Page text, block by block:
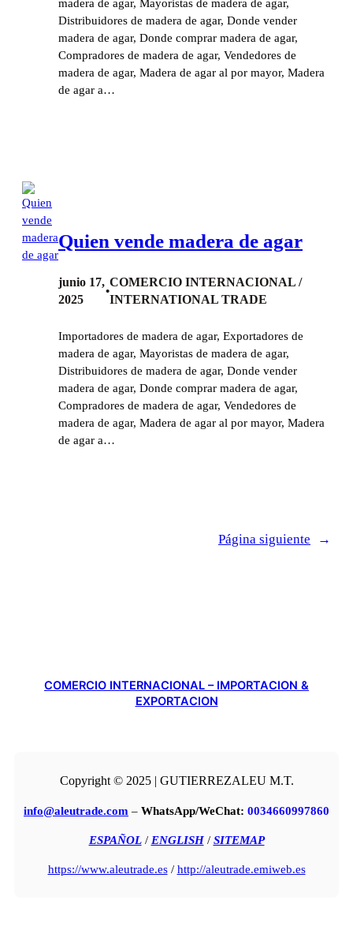
madera de agar, Mayoristas de madera de agar,
Distribuidores de madera de agar, Donde vender
madera de agar, Donde comprar madera de agar,
Compradores de madera de agar, Vendedores de
madera de agar, Madera de agar al por mayor, Madera
de agar a…
Quien vende madera de agar
junio 17,
2025
•
COMERCIO INTERNACIONAL /
INTERNATIONAL TRADE
Importadores de madera de agar, Exportadores de
madera de agar, Mayoristas de madera de agar,
Distribuidores de madera de agar, Donde vender
madera de agar, Donde comprar madera de agar,
Compradores de madera de agar, Vendedores de
madera de agar, Madera de agar al por mayor, Madera
de agar a…
Página siguiente →
COMERCIO INTERNACIONAL – IMPORTACION &
EXPORTACION
Copyright © 2025 | GUTIERREZALEU M.T.
info@aleutrade.com – WhatsApp/WeChat: 0034660997860
ESPAÑOL/ ENGLISH/ SITEMAP
https://www.aleutrade.es/ http://aleutrade.emiweb.es